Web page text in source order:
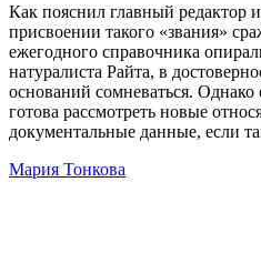
Как пояснил главный редактор
присвоении такого «звания»
ежегодного справочника
натуралиста Райта, в
оснований сомневаться. Однако
готова рассмотреть новые
документальные данные, если
Мария Тонкова